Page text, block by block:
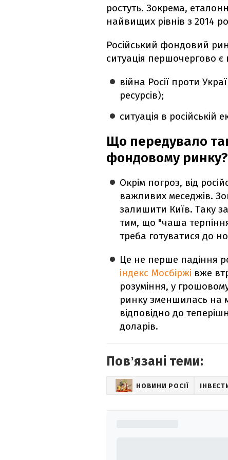
ростуть. Зокрема,
найвищих рівнів з 2014
Російський фондовий
ситуація першочергово є
війна Росії проти
ресурсів);
ситуація в російській
Що передувало
фондовому ринку?
Окрім погроз, від
важливих меседжів.
залишити Київ. Таку
тим, що "чаша
треба готуватися до
Це не перше падіння
індекс Мосбіржі вже
розуміння, у грошовому
ринку зменшилась на
відповідно до
доларів.
Повʼязані теми:
НОВИНИ РОСІЇ